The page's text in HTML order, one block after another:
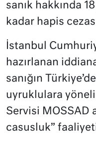
sanık hakkında
kadar hapis
İstanbul
hazırlanan
sanığın
uyruklulara
Servisi MOSSAD
casusluk”